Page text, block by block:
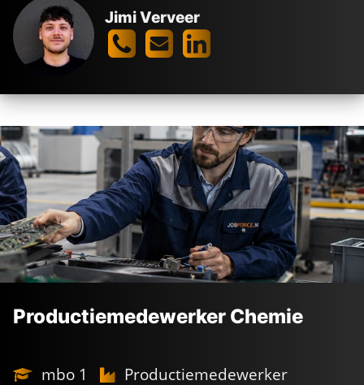
Jimi Verveer
Productiemedewerker Chemie
mbo 1
Productiemedewerker